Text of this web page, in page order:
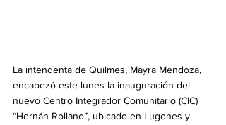
La intendenta de Quilmes, Mayra Mendoza,
encabezó este lunes la inauguración del
nuevo Centro Integrador Comunitario (CIC)
“Hernán Rollano”, ubicado en Lugones y